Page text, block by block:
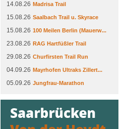
14.08.26 Madrisa Trail
15.08.26 Saalbach Trail u. Skyrace
15.08.26 100 Meilen Berlin (Mauerw...
23.08.26 RAG Hartfüßler Trail
29.08.26 Churfirsten Trail Run
04.09.26 Mayrhofen Ultraks Zillert...
05.09.26 Jungfrau-Marathon